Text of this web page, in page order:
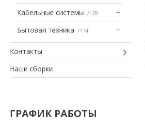
Кабельные системы 169
Бытовая техника 114
Контакты
Наши сборки
ГРАФИК РАБОТЫ